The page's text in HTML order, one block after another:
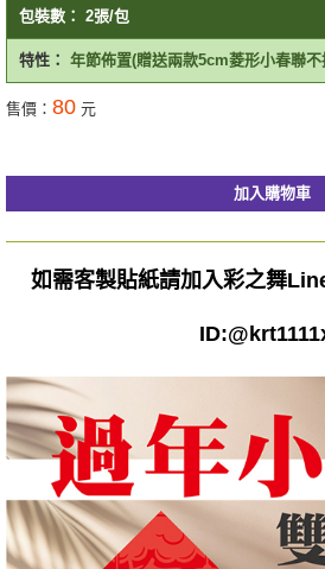
包裝數： 2張/包
特性： 年節佈置(贈送兩款5cm菱形小春聯不
售價： 80 元
如需客製貼紙請加入彩之舞
ID:@